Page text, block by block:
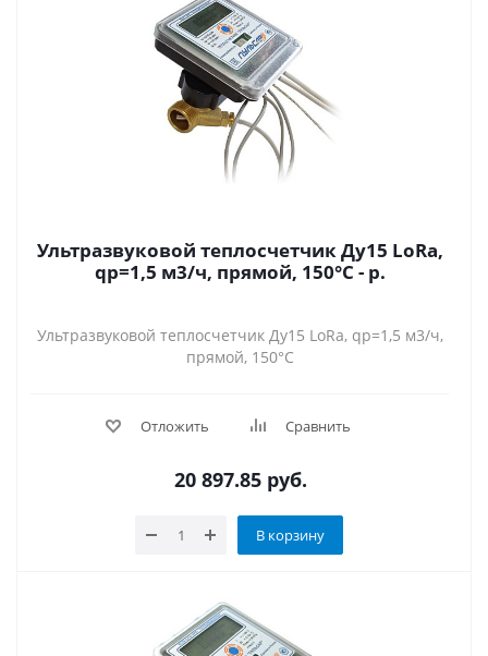
Ультразвуковой теплосчетчик Ду15 LoRa,
qp=1,5 м3/ч, прямой, 150°C - р.
Ультразвуковой теплосчетчик Ду15 LoRa, qp=1,5 м3/ч,
прямой, 150°C
Отложить Сравнить
20 897.85руб.
В корзину